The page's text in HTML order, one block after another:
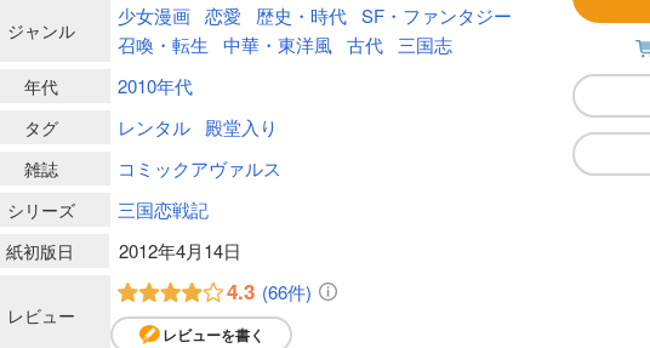
ジャンル
少女漫画 恋愛 歴史・時代 SF・ファンタジー
召喚・転生
中華・東洋風 古代 三国志
年代 2010年代
タグ レンタル 殿堂入り
雑誌 コミックアヴァルス
シリーズ 三国恋戦記
紙初版日 2012年4月14日
レビュー
4.3 (66件)
レビューを書く